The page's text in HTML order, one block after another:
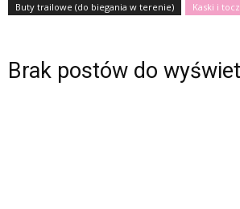
Buty trailowe (do biegania w terenie)
Kaski i
Brak postów do